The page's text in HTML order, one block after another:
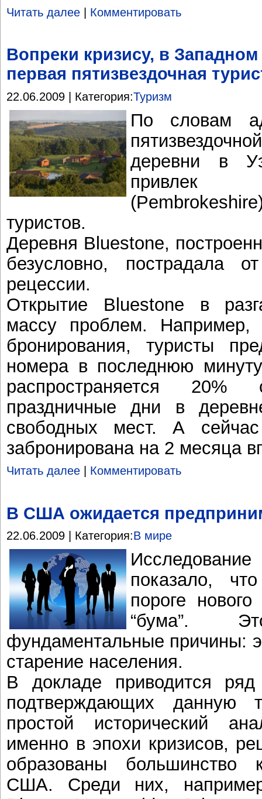
Читать далее Комментировать
Вопреки кризису, в
первая пятизвездочная
22.06.2009 | Категория:Туризм
По словам
деревни в
привлек
туристов.
Деревня Bluestone,
безусловно, пострадала
рецессии.
Открытие Bluestone в
массу проблем. Например,
бронирования, туристы
номера в последнюю
распространяется
праздничные дни в
свободных мест. А
забронирована на 2 месяца
Читать далее Комментировать
В США ожидается
22.06.2009 | Категория:В мире
показало,
пороге нового
“бума”.
фундаментальные причины:
старение населения.
В докладе приводится
подтверждающих данную
простой исторический
именно в эпохи кризисов,
образованы большинство
США. Среди них,